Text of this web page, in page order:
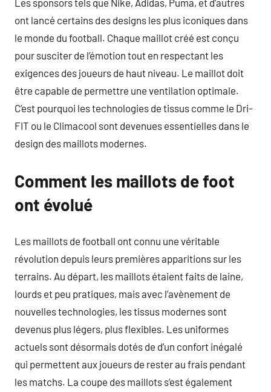
Les sponsors tels que Nike, Adidas, Puma, et d’autres
ont lancé certains des designs les plus iconiques dans
le monde du football. Chaque maillot créé est conçu
pour susciter de l’émotion tout en respectant les
exigences des joueurs de haut niveau. Le maillot doit
être capable de permettre une ventilation optimale.
C’est pourquoi les technologies de tissus comme le Dri-
FIT ou le Climacool sont devenues essentielles dans le
design des maillots modernes.
Comment les maillots de foot
ont évolué
Les maillots de football ont connu une véritable
révolution depuis leurs premières apparitions sur les
terrains. Au départ, les maillots étaient faits de laine,
lourds et peu pratiques, mais avec l’avènement de
nouvelles technologies, les tissus modernes sont
devenus plus légers, plus flexibles. Les uniformes
actuels sont désormais dotés de d’un confort inégalé
qui permettent aux joueurs de rester au frais pendant
les matchs. La coupe des maillots s’est également